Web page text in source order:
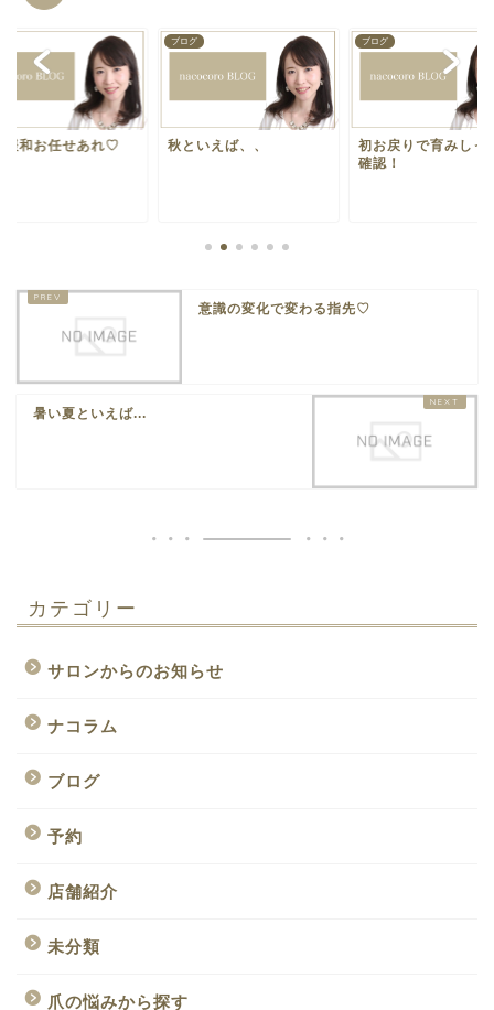
緩和お任せあれ♡
ブログ
秋といえば、、
ブログ
初お戻りで育みしっ
確認！
意識の変化で変わる指先♡
暑い夏といえば...
カテゴリー
サロンからのお知らせ
ナコラム
ブログ
予約
店舗紹介
未分類
爪の悩みから探す